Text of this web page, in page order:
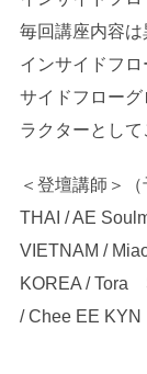
毎回講座内容は
インサイドフ
サイドフロー
ラクターとして
＜登壇講師＞（
THAI / AE
VIETNAM /
KOREA / Tora
/ Chee EE